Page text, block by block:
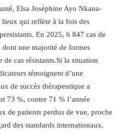
Elsa Joséphine Ayo Nkana-
qui reflète à la fois des
En 2025, 6 847 cas de
dont une majorité de formes
de cas résistants.Si la situation
témoignent d’une
de succès thérapeutique a
73 %, contre 71 % l’année
de patients perdus de vue, proche
des standards internationaux.